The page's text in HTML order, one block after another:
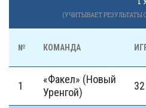
(УЧИТЫВАЕТ РЕЗУЛЬТАТЫ
№ КОМАНДА
1
«Факел» (Новый
Уренгой)
32